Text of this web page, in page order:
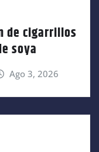
de cigarrillos
soya
Ago 3, 2026